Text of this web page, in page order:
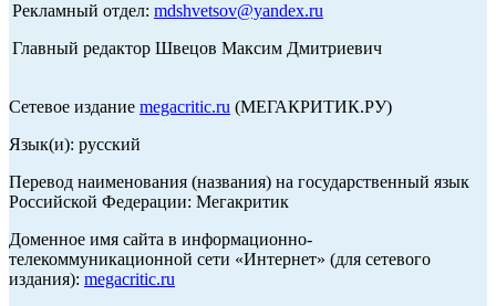
Рекламный отдел: mdshvetsov@yandex.ru
Главный редактор Швецов Максим Дмитриевич
Сетевое издание megacritic.ru (МЕГАКРИТИК.РУ)
Язык(и): русский
Перевод наименования (названия) на государственный язык
Российской Федерации: Мегакритик
Доменное имя сайта в информационно-
телекоммуникационной сети «Интернет» (для сетевого
издания): megacritic.ru